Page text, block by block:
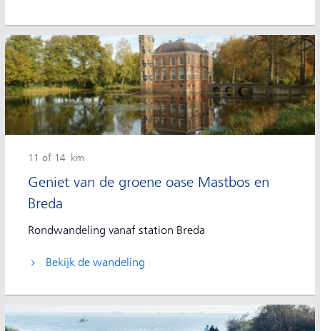
Geniet van de groene oase Mastbos en
Breda
11 of 14 km
Rondwandeling vanaf station Breda
Bekijk de wandeling